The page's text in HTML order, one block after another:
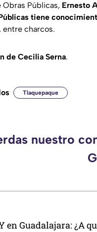
Públicas, Ernesto
tiene
entre charcos.
de Cecilia Serna.
Tlaquepaque
nuestro
en Guadalajara: ¿A